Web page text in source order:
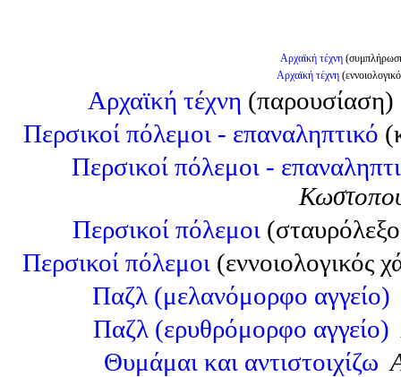
Αρχαϊκή τέχνη
Αρχαϊκή τέχνη
Αρχαϊκή τέχνη
Περσικοί πόλεμοι - επαναληπτικό
Περσικοί πόλεμοι -
Περσικοί πόλεμοι
Περσικοί πόλεμοι (εννοιολογικός
Παζλ (μελανόμορφο αγγείο)
Παζλ (ερυθρόμορφο αγγείο)
Θυμάμαι και αντιστοιχίζω